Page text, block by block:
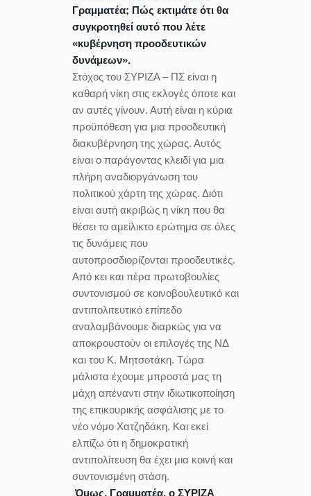
Γραμματέα; Πώς εκτιμάτε ότι θα
συγκροτηθεί αυτό που λέτε
«κυβέρνηση προοδευτικών
δυνάμεων».
Στόχος του ΣΥΡΙΖΑ – ΠΣ είναι η
καθαρή νίκη στις εκλογές όποτε και
αν αυτές γίνουν. Αυτή είναι η κύρια
προϋπόθεση για μια προοδευτική
διακυβέρνηση της χώρας. Αυτός
είναι ο παράγοντας κλειδί για μια
πλήρη αναδιοργάνωση του
πολιτικού χάρτη της χώρας. Διότι
είναι αυτή ακριβώς η νίκη που θα
θέσει το αμείλικτο ερώτημα σε όλες
τις δυνάμεις που
αυτοπροσδιορίζονται προοδευτικές.
Από κει και πέρα πρωτοβουλίες
συντονισμού σε κοινοβουλευτικό και
αντιπολιτευτικό επίπεδο
αναλαμβάνουμε διαρκώς για να
αποκρουστούν οι επιλογές της ΝΔ
και του Κ. Μητσοτάκη. Τώρα
μάλιστα έχουμε μπροστά μας τη
μάχη απέναντι στην ιδιωτικοποίηση
της επικουρικής ασφάλισης με το
νέο νόμο Χατζηδάκη. Και εκεί
ελπίζω ότι η δημοκρατική
αντιπολίτευση θα έχει μια κοινή και
συντονισμένη στάση.
Όμως, Γραμματέα, ο ΣΥΡΙΖΑ